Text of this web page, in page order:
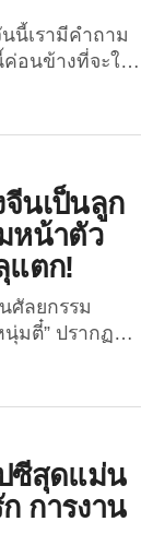
นี้เรามีคำถาม
อนข้างที่จะใจ
นั้น ไม่ใช่เรื่อง
อะมาก ทั้งดูด
ปังสุด ๆ (The
อ..เวลาจะดูด
คิดว่าอยากจะ
ามในหัว
บลืมไปซะ
นเป็นลูก
หน้าตัว
แตก!
ศัลยกรรม
นุ่มตี๋” ปรากฏดัง
ลียวจินเฟิง” วัย
ง “เว่ยป๋อ
ซีสุดแม่น
การงาน